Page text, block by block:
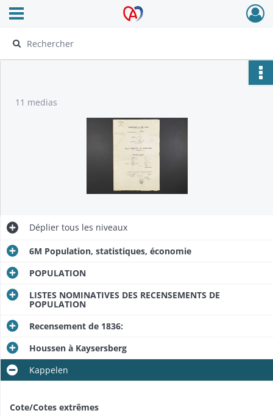
Archives Alsace - Colmar
Ouvrir le menu déroulant
11 medias
Déplier tous les niveaux
6M Population, statistiques, économie
POPULATION
LISTES NOMINATIVES DES RECENSEMENTS DE
POPULATION
Recensement de 1836:
Houssen à Kaysersberg
Kappelen
Cote/Cotes extrêmes